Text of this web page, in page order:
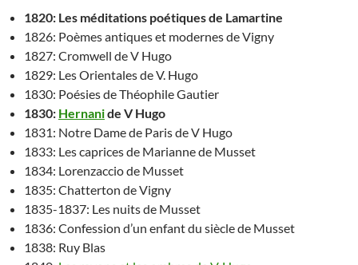
1820: Les méditations poétiques de Lamartine
1826: Poèmes antiques et modernes de Vigny
1827: Cromwell de V Hugo
1829: Les Orientales de V. Hugo
1830: Poésies de Théophile Gautier
1830: Hernanide V Hugo
1831: Notre Dame de Paris de V Hugo
1833: Les caprices de Marianne de Musset
1834: Lorenzaccio de Musset
1835: Chatterton de Vigny
1835-1837: Les nuits de Musset
1836: Confession d’un enfant du siècle de Musset
1838: Ruy Blas